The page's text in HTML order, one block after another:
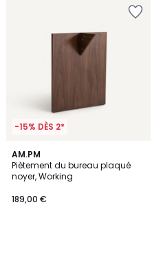
-15% DÈS 2*
AM.PM
Piètement du bureau plaqué
noyer, Working
189,00 €